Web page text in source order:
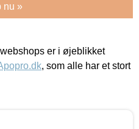
nu »
er i øjeblikket
, som alle har et stort